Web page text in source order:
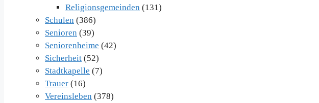
Religionsgemeinden (131)
Schulen (386)
Senioren (39)
Seniorenheime (42)
Sicherheit (52)
Stadtkapelle (7)
Trauer (16)
Vereinsleben (378)